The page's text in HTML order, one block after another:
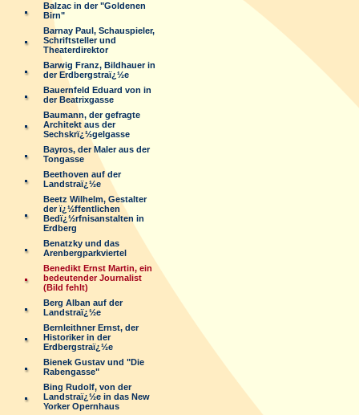
Balzac in der "Goldenen
Birn"
Barnay Paul, Schauspieler,
Schriftsteller und
Theaterdirektor
Barwig Franz, Bildhauer in
der Erdbergstraï¿½e
Bauernfeld Eduard von in
der Beatrixgasse
Baumann, der gefragte
Architekt aus der
Sechskrï¿½gelgasse
Bayros, der Maler aus der
Tongasse
Beethoven auf der
Landstraï¿½e
Beetz Wilhelm, Gestalter
der ï¿½ffentlichen
Bedï¿½rfnisanstalten in
Erdberg
Benatzky und das
Arenbergparkviertel
Benedikt Ernst Martin, ein
bedeutender Journalist
(Bild fehlt)
Berg Alban auf der
Landstraï¿½e
Bernleithner Ernst, der
Historiker in der
Erdbergstraï¿½e
Bienek Gustav und "Die
Rabengasse"
Bing Rudolf, von der
Landstraï¿½e in das New
Yorker Opernhaus